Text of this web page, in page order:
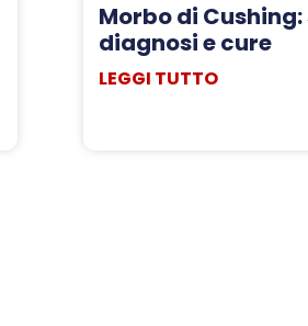
Morbo di
diagnosi e cure
LEGGI TUTTO